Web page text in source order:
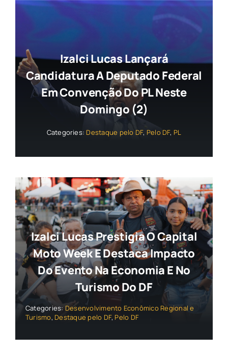
Izalci Lucas Lançará
Candidatura A Deputado Federal
Em Convenção Do PL Neste
Domingo (2)
Categories: Destaque pelo DF, Pelo DF, PL
Izalci Lucas Prestigia O Capital
Moto Week E Destaca Impacto
Do Evento Na Economia E No
Turismo Do DF
Categories: Desenvolvimento Econômico Regional e
Turismo, Destaque pelo DF, Pelo DF